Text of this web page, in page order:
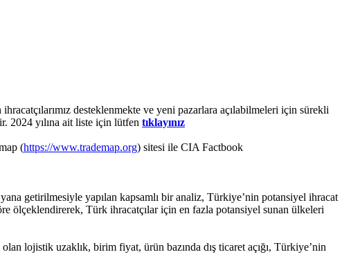
desteklenmekte ve yeni pazarlara açılabilmeleri için sürekli
2024 yılına ait liste için lütfen tıklayınız
(https://www.trademap.org) sitesi ile CIA Factbook
getirilmesiyle yapılan kapsamlı bir analiz, Türkiye’nin potansiyel ihracat
ölçeklendirerek, Türk ihracatçılar için en fazla potansiyel sunan ülkeleri
lojistik uzaklık, birim fiyat, ürün bazında dış ticaret açığı, Türkiye’nin